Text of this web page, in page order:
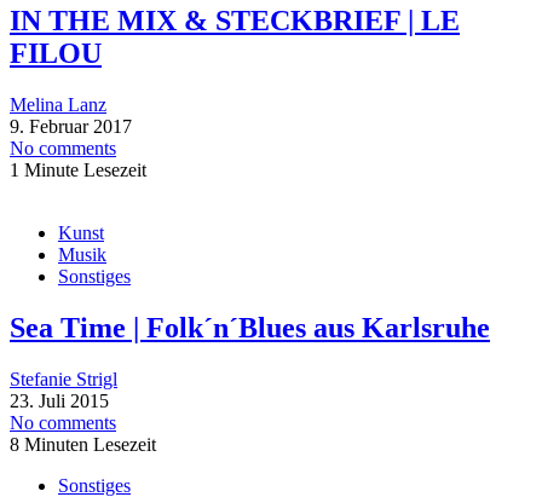
IN THE MIX & STECKBRIEF | LE
FILOU
Melina Lanz
9. Februar 2017
No comments
1 Minute Lesezeit
Kunst
Musik
Sonstiges
Sea Time | Folk´n´Blues aus Karlsruhe
Stefanie Strigl
23. Juli 2015
No comments
8 Minuten Lesezeit
Sonstiges